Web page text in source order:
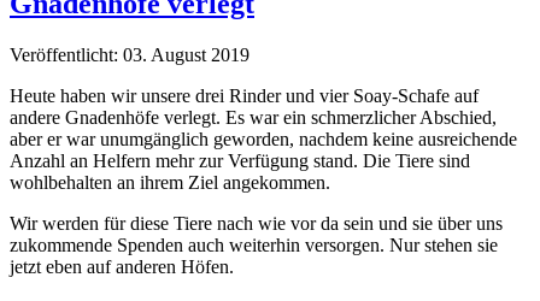
Veröffentlicht: 03. August 2019
Heute haben wir unsere drei Rinder und vier Soay-Schafe auf
andere Gnadenhöfe verlegt. Es war ein schmerzlicher Abschied,
aber er war unumgänglich geworden, nachdem keine ausreichende
Anzahl an Helfern mehr zur Verfügung stand. Die Tiere sind
wohlbehalten an ihrem Ziel angekommen.
Wir werden für diese Tiere nach wie vor da sein und sie über uns
zukommende Spenden auch weiterhin versorgen. Nur stehen sie
jetzt eben auf anderen Höfen.